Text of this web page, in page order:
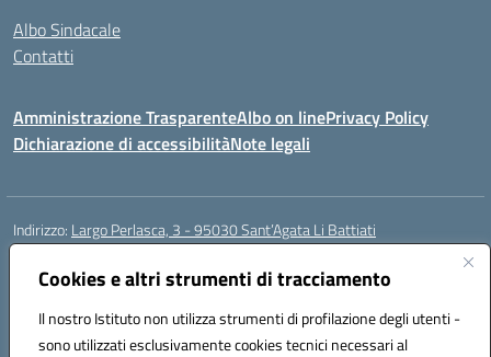
Cookies e altri strumenti di tracciamento
Il nostro Istituto non utilizza strumenti di profilazione degli utenti -
sono utilizzati esclusivamente cookies tecnici necessari al
Albo Sindacale
Contatti
Amministrazione TrasparenteAlbo on linePrivacy Policy
Dichiarazione di accessibilitàNote legali
Indirizzo: Largo Perlasca, 3 - 95030 Sant’Agata Li Battiati
Centralino:
ctic8bl002@istruzione.it
Posta elettronica certificata (PEC):ctic8bl002@pec.istruzione.it
Codice fiscale: 93253680875
Codice meccanografico:CTIC8BL002